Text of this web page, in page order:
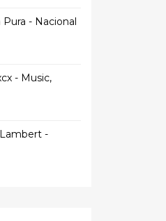
- Nacional
- Music,
-